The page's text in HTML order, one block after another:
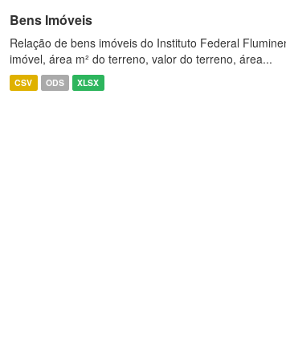
Bens Imóveis
Relação de bens imóveis do Instituto Federal
imóvel, área m² do terreno, valor do terreno, área...
CSV ODS XLSX